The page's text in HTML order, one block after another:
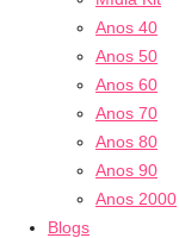
Anos 40
Anos 50
Anos 60
Anos 70
Anos 80
Anos 90
Anos 2000
Blogs